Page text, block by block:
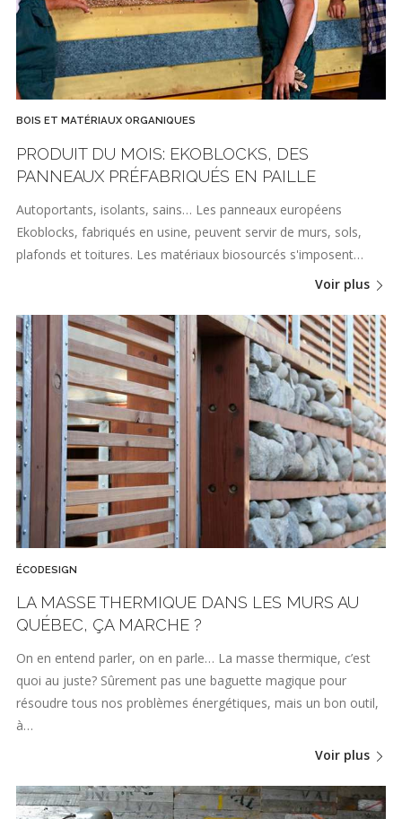
BOIS ET MATÉRIAUX ORGANIQUES
PRODUIT DU MOIS: EKOBLOCKS, DES
PANNEAUX PRÉFABRIQUÉS EN PAILLE
Autoportants, isolants, sains… Les panneaux européens
Ekoblocks, fabriqués en usine, peuvent servir de murs, sols,
plafonds et toitures. Les matériaux biosourcés s'imposent…
Voir plus
ÉCODESIGN
LA MASSE THERMIQUE DANS LES MURS AU
QUÉBEC, ÇA MARCHE ?
On en entend parler, on en parle… La masse thermique, c’est
quoi au juste? Sûrement pas une baguette magique pour
résoudre tous nos problèmes énergétiques, mais un bon outil,
à…
Voir plus